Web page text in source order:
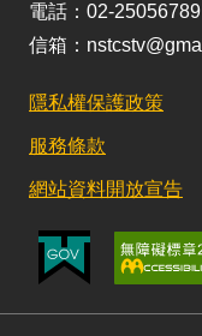
電話：02-
信箱：
隱私權保護政策
服務條款
網站資料開放宣告